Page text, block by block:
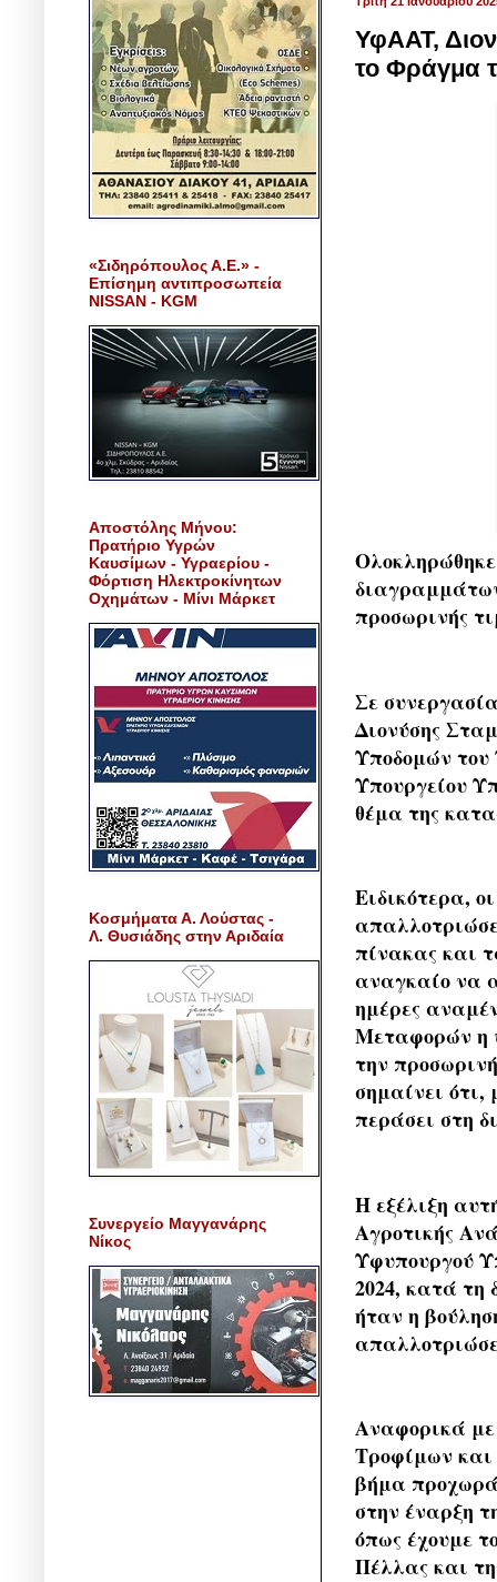
ΥφΑΑΤ,
το Φράγμα
προσωρινής
Σε
Διονύσης
Υποδομών
Υπουργείου
θέμα της
Ειδικότερα,
πίνακας και
αναγκαίο να
ημέρες
Μεταφορών η
την
σημαίνει ότι,
περάσει στη
Η εξέλιξη
Αγροτικής
Υφυπουργού
2024, κατά τη
ήταν η
Αναφορικά με
Τροφίμων και
βήμα
στην έναρξη
όπως έχουμε
Πέλλας και
«Σιδηρόπουλος Α.Ε.» -
Επίσημη αντιπροσωπεία
NISSAN - KGM
Αποστόλης Μήνου:
Πρατήριο Υγρών
Καυσίμων - Υγραερίου -
Φόρτιση Ηλεκτροκίνητων
Οχημάτων - Μίνι Μάρκετ
Κοσμήματα Α. Λούστας -
Λ. Θυσιάδης στην Αριδαία
Συνεργείο Μαγγανάρης
Νίκος